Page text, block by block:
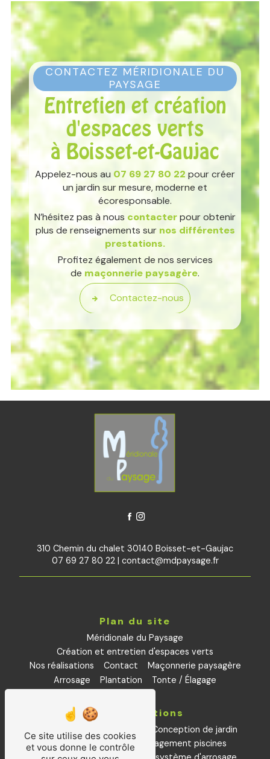
CONTACTEZ MÉRIDIONALE DU
PAYSAGE
Entretien et création
d'espaces verts
à Boisset-et-Gaujac
Appelez-nous au 07 69 27 80 22 pour créer
un jardin sur mesure, moderne et
écoresponsable.
N’hésitez pas à nous contacterpour obtenir
plus de renseignements sur nos différentes
prestations.
Profitez également de nos services
de maçonnerie paysagère.
Contactez-nous
310 Chemin du chalet 30140 Boisset-et-Gaujac
07 69 27 80 22| contact@mdpaysage.fr
Plan du site
Méridionale du Paysage
Création et entretien d'espaces verts
Nos réalisations
Contact
Maçonnerie paysagère
Arrosage
Plantation Tonte / Élagage
Nos prestations
Conception de jardin
Petite maçonnerie
aménagement piscines
Ce site utilise des cookies
et vous donne le contrôle